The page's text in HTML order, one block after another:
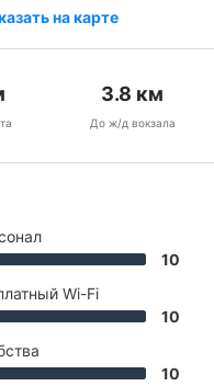
на карте
3.8 км
До ж/д вокзала
10
Wi-Fi
10
10